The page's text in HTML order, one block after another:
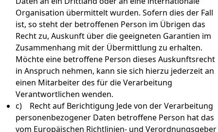
Organisation übermittelt wurden. Sofern dies der Fall
ist, so steht der betroffenen Person im Übrigen das
Recht zu, Auskunft über die geeigneten Garantien im
Zusammenhang mit der Übermittlung zu erhalten.
Möchte eine betroffene Person dieses Auskunftsrecht
in Anspruch nehmen, kann sie sich hierzu jederzeit an
einen Mitarbeiter des für die Verarbeitung
Verantwortlichen wenden.
c) Recht auf Berichtigung Jede von der Verarbeitung
personenbezogener Daten betroffene Person hat das
vom Europäischen Richtlinien- und Verordnungsgeber